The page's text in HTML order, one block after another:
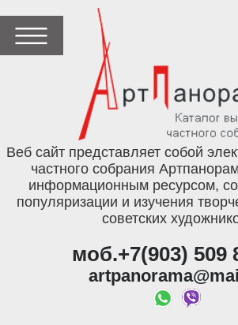
Веб сайт представляет собой
частного собрания
информационным ресурсом,
популяризации и изучения
советских
моб.+7(903) 509